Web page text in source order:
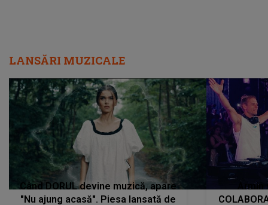
LANSĂRI MUZICALE
Când DORUL devine muzică, apare
"Nu ajung acasă". Piesa lansată de